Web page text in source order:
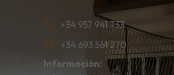
+34 957 941 733
+34 693 561 270
Información: